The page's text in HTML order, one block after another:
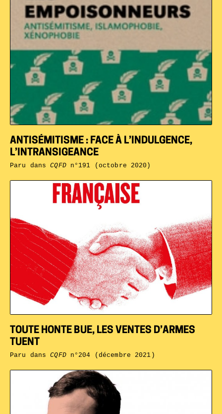
TOUTE HONTE BUE, LES VENTES D’ARMES
TUENT
Paru dansCQFDn°204 (décembre 2021)
ANTISÉMITISME : FACE À L’INDULGENCE,
L’INTRANSIGEANCE
Paru dansCQFDn°191 (octobre 2020)